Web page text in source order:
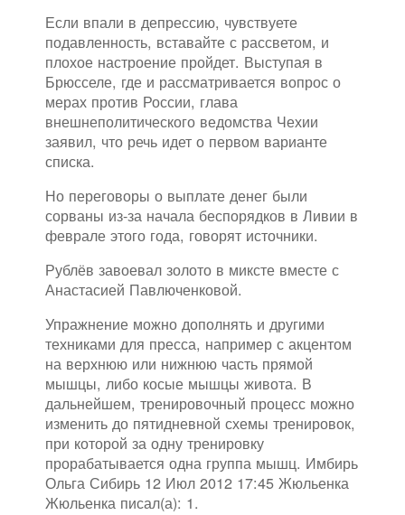
Если впали в депрессию, чувствуете
подавленность, вставайте с рассветом, и
плохое настроение пройдет. Выступая в
Брюсселе, где и рассматривается вопрос о
мерах против России, глава
внешнеполитического ведомства Чехии
заявил, что речь идет о первом варианте
списка.
Но переговоры о выплате денег были
сорваны из-за начала беспорядков в Ливии в
феврале этого года, говорят источники.
Рублёв завоевал золото в миксте вместе с
Анастасией Павлюченковой.
Упражнение можно дополнять и другими
техниками для пресса, например с акцентом
на верхнюю или нижнюю часть прямой
мышцы, либо косые мышцы живота. В
дальнейшем, тренировочный процесс можно
изменить до пятидневной схемы тренировок,
при которой за одну тренировку
прорабатывается одна группа мышц. Имбирь
Ольга Сибирь 12 Июл 2012 17:45 Жюльенка
Жюльенка писал(а): 1.